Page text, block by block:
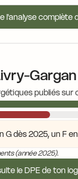
l'analyse complète
Gargan
publiés sur
G dès 2025, un F
(année 2025).
le DPE de ton